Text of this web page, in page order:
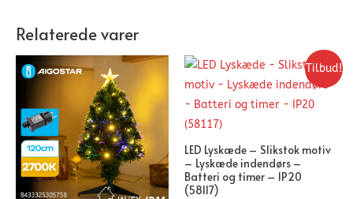
Relaterede varer
Tilbud!
LED Lyskæde – Slikstok motiv
– Lyskæde indendørs –
Batteri og timer – IP20
(58117)